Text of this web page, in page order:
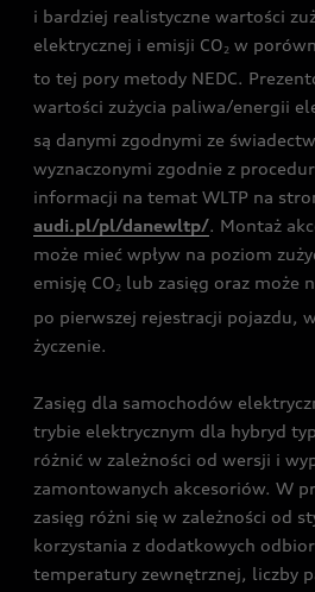
i bardziej realistyczne wartości
elektrycznej i emisji CO2 w
to tej pory metody NEDC.
wartości zużycia paliwa/energii
są danymi zgodnymi ze
wyznaczonymi zgodnie z
informacji na temat WLTP na
audi.pl/pl/danewltp/. Montaż
może mieć wpływ na poziom
emisję CO2 lub zasięg oraz może
po pierwszej rejestracji pojazdu,
życzenie.
Zasięg dla samochodów
trybie elektrycznym dla hybryd
różnić w zależności od wersji i
zamontowanych akcesoriów. W
zasięg różni się w zależności od
korzystania z dodatkowych
temperatury zewnętrznej, liczby